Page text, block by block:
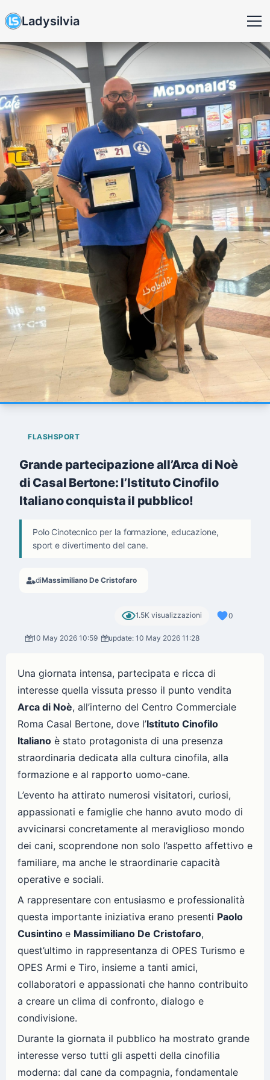
Ladysilvia
FLASHSPORT
Grande partecipazione all’Arca di Noè
di Casal Bertone: l’Istituto Cinofilo
Italiano conquista il pubblico!
Polo Cinotecnico per la formazione, educazione,
sport e divertimento del cane.
diMassimiliano De Cristofaro
1.5K visualizzazioni 0
10 May 2026 10:59 update: 10 May 2026 11:28
Una giornata intensa, partecipata e ricca di
interesse quella vissuta presso il punto vendita
Arca di Noè, all’interno del Centro Commerciale
Roma Casal Bertone, dove l’Istituto Cinofilo
Italiano è stato protagonista di una presenza
straordinaria dedicata alla cultura cinofila, alla
formazione e al rapporto uomo-cane.
L’evento ha attirato numerosi visitatori, curiosi,
appassionati e famiglie che hanno avuto modo di
avvicinarsi concretamente al meraviglioso mondo
dei cani, scoprendone non solo l’aspetto affettivo e
familiare, ma anche le straordinarie capacità
operative e sociali.
A rappresentare con entusiasmo e professionalità
questa importante iniziativa erano presenti Paolo
Cusintino e Massimiliano De Cristofaro,
quest’ultimo in rappresentanza di OPES Turismo e
OPES Armi e Tiro, insieme a tanti amici,
collaboratori e appassionati che hanno contribuito
a creare un clima di confronto, dialogo e
condivisione.
Durante la giornata il pubblico ha mostrato grande
interesse verso tutti gli aspetti della cinofilia
moderna: dal cane da compagnia, fondamentale